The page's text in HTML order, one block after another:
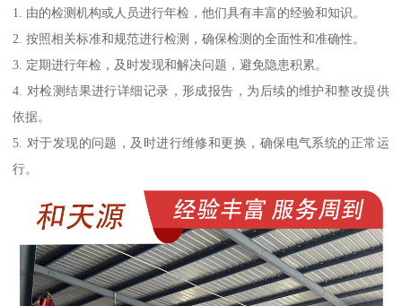
1. 由的检测机构或人员进行年检，他们具有丰富的经验和知识。
2. 按照相关标准和规范进行检测，确保检测的全面性和准确性。
3. 定期进行年检，及时发现和解决问题，避免隐患积累。
4. 对检测结果进行详细记录，形成报告，为后续的维护和整改提供
依据。
5. 对于发现的问题，及时进行维修和更换，确保电气系统的正常运
行。